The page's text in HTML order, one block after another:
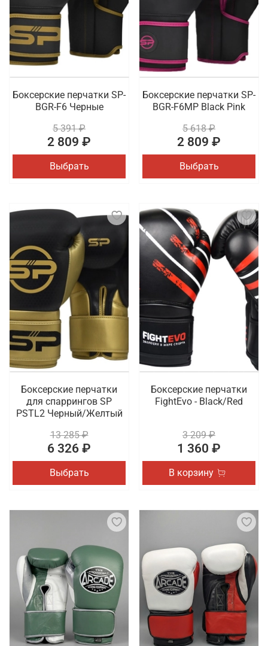
Боксерские перчатки SP-
BGR-F6 Черные
5 391 ₽
2 809 ₽
Выбрать
Боксерские перчатки SP-
BGR-F6MP Black Pink
5 618 ₽
2 809 ₽
Выбрать
Боксерские перчатки
для спаррингов SP
PSTL2 Черный/Желтый
13 285 ₽
6 326 ₽
Выбрать
Боксерские перчатки
FightEvo - Black/Red
3 209 ₽
1 360 ₽
В корзину